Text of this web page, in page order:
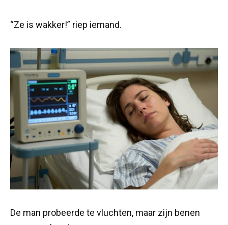
“Ze is wakker!” riep iemand.
De man probeerde te vluchten, maar zijn benen